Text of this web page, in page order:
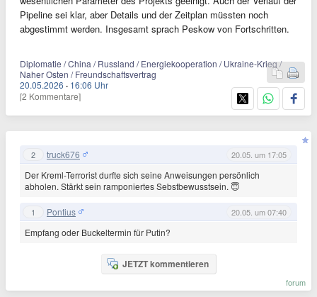
Pipeline sei klar, aber Details und der Zeitplan müssten noch
abgestimmt werden. Insgesamt sprach Peskow von Fortschritten.
Diplomatie / China / Russland / Energiekooperation / Ukraine-Krieg /
Naher Osten / Freundschaftsvertrag
20.05.2026 · 16:06 Uhr
[2 Kommentare]
2 truck676 20.05. um 17:05
Der Kreml-Terrorist durfte sich seine Anweisungen persönlich
abholen. Stärkt sein ramponiertes Sebstbewusstsein. 😇
1 Pontius 20.05. um 07:40
Empfang oder Buckeltermin für Putin?
JETZT kommentieren
forum